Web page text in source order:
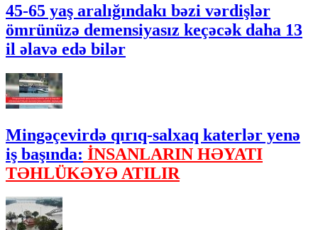
45-65 yaş aralığındakı bəzi vərdişlər
ömrünüzə demensiyasız keçəcək daha 13
il əlavə edə bilər
Mingəçevirdə qırıq-salxaq katerlər yenə
iş başında: İNSANLARIN HƏYATI
TƏHLÜKƏYƏ ATILIR